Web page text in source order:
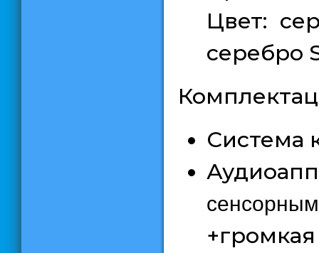
Цвет:
серебро
Система